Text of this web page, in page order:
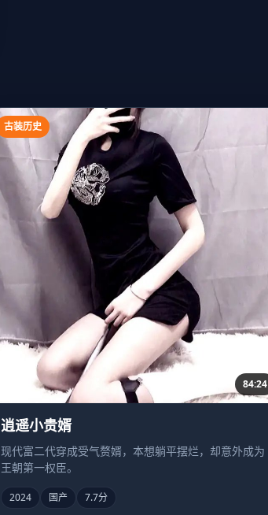
古装历史
84:24
逍遥小贵婿
现代富二代穿成受气赘婿，本想躺平摆烂，却意外成为
王朝第一权臣。
2024 国产 7.7分